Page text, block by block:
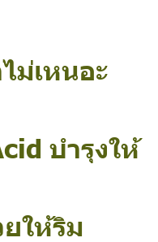
ม่เหนอะ
บำรุงให้
ให้ริม